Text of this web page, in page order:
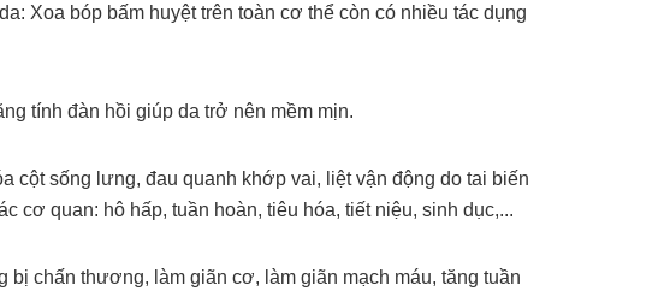
Xoa bóp bấm huyệt trên toàn cơ thể còn có nhiều tác dụng
tính đàn hồi giúp da trở nên mềm mịn.
cột sống lưng, đau quanh khớp vai, liệt vận động do tai biến
cơ quan: hô hấp, tuần hoàn, tiêu hóa, tiết niệu, sinh dục,...
chấn thương, làm giãn cơ, làm giãn mạch máu, tăng tuần